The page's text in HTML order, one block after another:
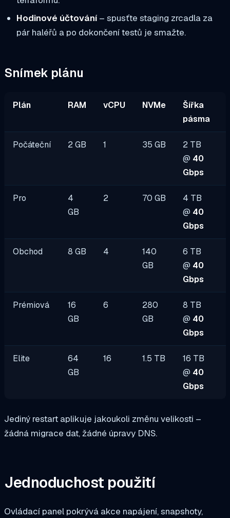
Hodinové účtování– spusťte staging zrcadla za
pár haléřů a po dokončení testů je smažte.
Snímek plánu
Plán RAM vCPU NVMe
Šířka
pásma
Počáteční 2 GB 1 35 GB
2 TB
@ 40
Gbps
Pro
4
GB
2 70 GB
4 TB
@ 40
Gbps
Obchod 8 GB 4
140
GB
6 TB
@ 40
Gbps
Prémiová
16
GB
6
280
GB
8 TB
@ 40
Gbps
Elite
64
GB
16 1.5 TB
16 TB
@ 40
Gbps
Jediný restart aplikuje jakoukoli změnu velikosti –
žádná migrace dat, žádné úpravy DNS.
Jednoduchost použití
Ovládací panel pokrývá akce napájení, snapshoty,